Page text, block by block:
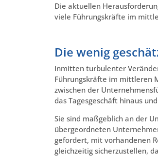
Die aktuellen
viele Führungskräfte im
Die wenig
Inmitten turbulenter
Führungskräfte im mittleren
zwischen der
das Tagesgeschäft hinaus
Sie sind maßgeblich an der
übergeordneten
gefordert, mit vorhandenen
gleichzeitig sicherzustellen,